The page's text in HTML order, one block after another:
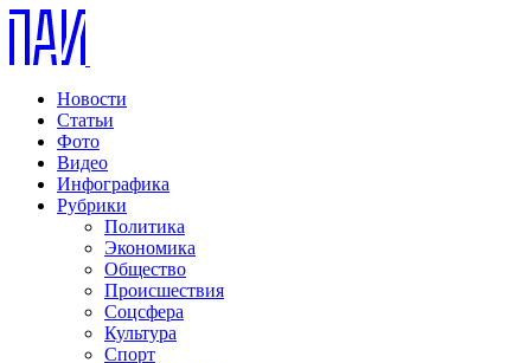
Новости
Статьи
Фото
Видео
Инфографика
Рубрики
Политика
Экономика
Общество
Происшествия
Соцсфера
Культура
Спорт